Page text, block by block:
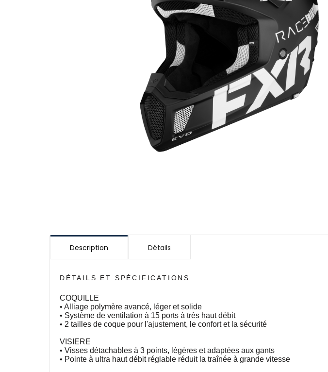
Description Détails
DÉTAILS ET SPÉCIFICATIONS
COQUILLE
• Alliage polymère avancé, léger et solide
• Système de ventilation à 15 ports à très haut débit
• 2 tailles de coque pour l'ajustement, le confort et la sécurité
VISIERE
• Visses détachables à 3 points, légères et adaptées aux gants
• Pointe à ultra haut débit réglable réduit la traînée à grande vitesse